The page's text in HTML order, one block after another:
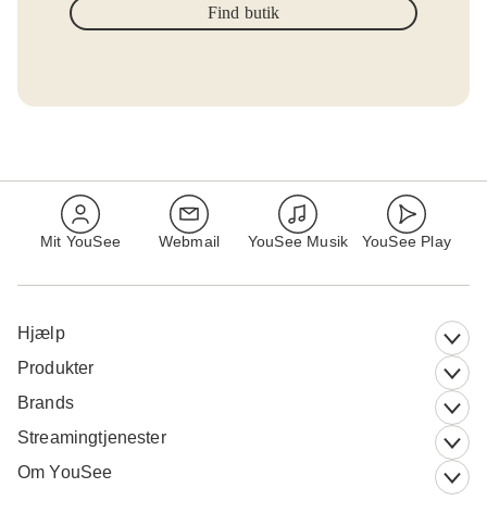
Find butik
Mit YouSee Webmail YouSee Musik YouSee Play
Hjælp
Produkter
Brands
Streamingtjenester
Om YouSee